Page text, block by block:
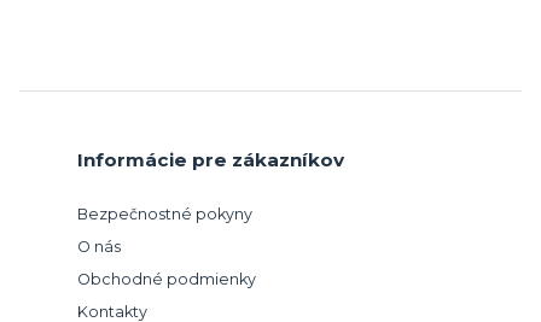
Informácie pre zákazníkov
Bezpečnostné pokyny
O nás
Obchodné podmienky
Kontakty